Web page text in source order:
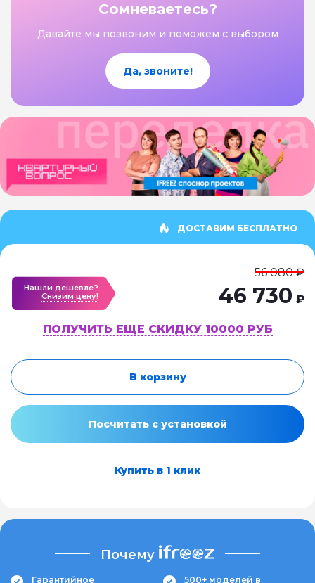
Сомневаетесь?
Давайте мы позвоним и поможем с выбором
Да, звоните!
ДОСТАВИМ БЕСПЛАТНО
Нашли дешевле?
Cнизим цену!
56 080 ₽
46 730 ₽
ПОЛУЧИТЬ ЕЩЕ СКИДКУ 10000 РУБ
В корзину
Посчитать с установкой
Купить в 1 клик
Почему
Гарантийное
500+ моделей в